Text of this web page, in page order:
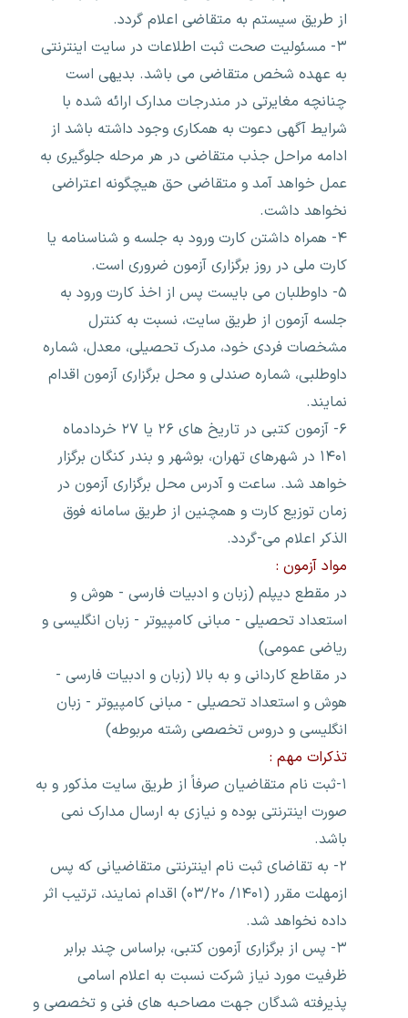
از طریق سیستم به متقاضی اعلام گردد.
۳- مسئولیت صحت ثبت اطلاعات در سایت اینترنتی
به عهده شخص متقاضی می باشد. بدیهی است
چنانچه مغایرتی در مندرجات مدارک ارائه شده با
شرایط آگهی دعوت به همکاری وجود داشته باشد از
ادامه مراحل جذب متقاضی در هر مرحله جلوگیری به
عمل خواهد آمد و متقاضی حق هیچگونه اعتراضی
نخواهد داشت.
۴- همراه داشتن کارت ورود به جلسه و شناسنامه یا
کارت ملی در روز برگزاری آزمون ضروری است.
۵- داوطلبان می بایست پس از اخذ کارت ورود به
جلسه آزمون از طریق سایت، نسبت به کنترل
مشخصات فردی خود، مدرک تحصیلی، معدل، شماره
داوطلبی، شماره صندلی و محل برگزاری آزمون اقدام
نمایند.
۶- آزمون کتبی در تاریخ های ۲۶ یا ۲۷ خردادماه
۱۴۰۱ در شهرهای تهران، بوشهر و بندر کنگان برگزار
خواهد شد. ساعت و آدرس محل برگزاری آزمون در
زمان توزیع کارت و همچنین از طریق سامانه فوق
الذکر اعلام می-گردد.
مواد آزمون :
در مقطع دیپلم (زبان و ادبیات فارسی - هوش و
استعداد تحصیلی - مبانی کامپیوتر - زبان انگلیسی و
ریاضی عمومی)
در مقاطع کاردانی و به بالا (زبان و ادبیات فارسی -
هوش و استعداد تحصیلی - مبانی کامپیوتر - زبان
انگلیسی و دروس تخصصی رشته مربوطه)
تذکرات مهم :
۱-ثبت نام متقاضیان صرفاً از طریق سایت مذکور و به
صورت اینترنتی بوده و نیازی به ارسال مدارک نمی
باشد.
۲- به تقاضای ثبت نام اینترنتی متقاضیانی که پس
ازمهلت مقرر (۱۴۰۱/ ۰۳/۲۰) اقدام نمایند، ترتیب اثر
داده نخواهد شد.
۳- پس از برگزاری آزمون کتبی، براساس چند برابر
ظرفیت مورد نیاز شرکت نسبت به اعلام اسامی
پذیرفته شدگان جهت مصاحبه های فنی و تخصصی و